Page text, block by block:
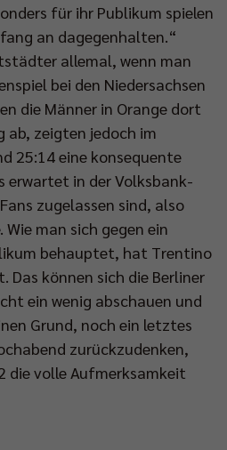
für ihr Publikum spielen
an dagegenhalten.“
allemal, wenn man
bei den Niedersachsen
die Männer in Orange dort
ab, zeigten jedoch im
25:14 eine konsequente
erwartet in der Volksbank-
zugelassen sind, also
man sich gegen ein
behauptet, hat Trentino
Das können sich die Berliner
ein wenig abschauen und
Grund, noch ein letztes
zurückzudenken,
die volle Aufmerksamkeit